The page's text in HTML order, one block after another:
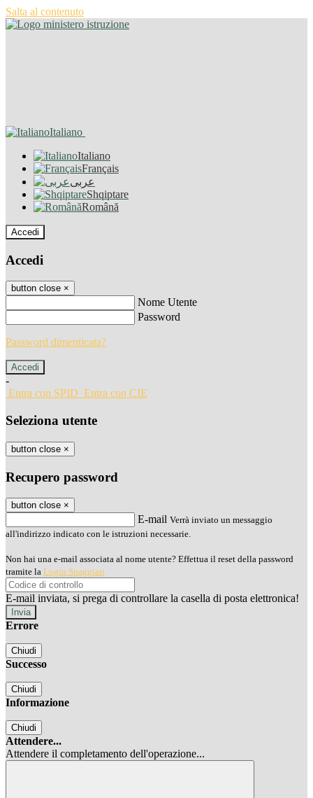
Salta al contenuto
Italiano
Italiano
Français
عربى
Shqiptare
Română
Accedi
Accedi
button close ×
Nome Utente
Password
Password dimenticata?
-
Entra con SPID Entra con CIE
Seleziona utente
button close ×
Recupero password
button close ×
E-mail Verrà inviato un messaggio
all'indirizzo indicato con le istruzioni necessarie.
Non hai una e-mail associata al nome utente? Effettua il reset della password
tramite la Login Spaggiari
E-mail inviata, si prega di controllare la casella di posta elettronica!
Errore
Chiudi
Successo
Chiudi
Informazione
Chiudi
Attendere...
Attendere il completamento dell'operazione...